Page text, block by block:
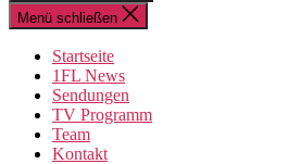
Menü schließen
Startseite
1FL News
Sendungen
TV Programm
Team
Kontakt